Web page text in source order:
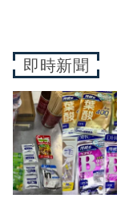
即時新聞